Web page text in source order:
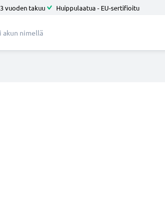
3 vuoden takuu Huippulaatua - EU-sertifioitu